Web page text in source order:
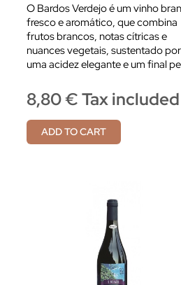
O Bardos Verdejo é um vinho
fresco e aromático, que combina
frutos brancos, notas cítricas e
nuances vegetais, sustentado por
uma acidez elegante e um final
8,80 € Tax included
ADD TO CART